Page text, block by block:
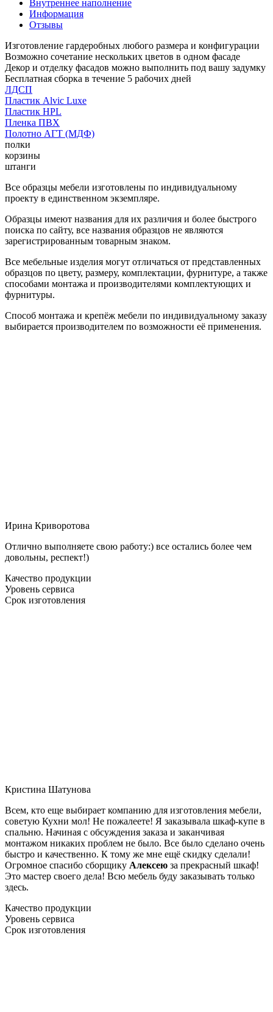
Внутреннее наполнение
Информация
Отзывы
Изготовление гардеробных любого размера и конфигурации
Возможно сочетание нескольких цветов в одном фасаде
Декор и отделку фасадов можно выполнить под вашу задумку
Бесплатная сборка в течение 5 рабочих дней
ЛДСП
Пластик Alvic Luxe
Пластик HPL
Пленка ПВХ
Полотно АГТ (МДФ)
полки
корзины
штанги
Все образцы мебели изготовлены по индивидуальному
проекту в единственном экземпляре.
Образцы имеют названия для их различия и более быстрого
поиска по сайту, все названия образцов не являются
зарегистрированным товарным знаком.
Все мебельные изделия могут отличаться от представленных
образцов по цвету, размеру, комплектации, фурнитуре, а также
способами монтажа и производителями комплектующих и
фурнитуры.
Способ монтажа и крепёж мебели по индивидуальному заказу
выбирается производителем по возможности её применения.
Ирина Криворотова
Отлично выполняете свою работу:) все остались более чем
довольны, респект!)
Качество продукции
Уровень сервиса
Срок изготовления
Кристина Шатунова
Всем, кто еще выбирает компанию для изготовления мебели,
советую Кухни мол! Не пожалеете! Я заказывала шкаф-купе в
спальню. Начиная с обсуждения заказа и заканчивая
монтажом никаких проблем не было. Все было сделано очень
быстро и качественно. К тому же мне ещё скидку сделали!
Огромное спасибо сборщику Алексею за прекрасный шкаф!
Это мастер своего дела! Всю мебель буду заказывать только
здесь.
Качество продукции
Уровень сервиса
Срок изготовления